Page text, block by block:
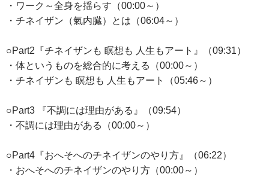
・ワーク～全身を揺らす（00:00～）
・チネイザン（氣内臓）とは（06:04～）
○Part2『チネイザンも 瞑想も 人生もアート』（09:31）
・体というものを総合的に考える（00:00～）
・チネイザンも 瞑想も 人生もアート（05:46～）
○Part3 『不調には理由がある』（09:54）
・不調には理由がある（00:00～）
○Part4『おへそへのチネイザンのやり方』（06:22）
・おへそへのチネイザンのやり方（00:00～）